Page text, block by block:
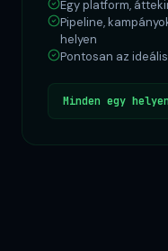
Egy platform,
Pipeline,
helyen
Pontosan az
Minden egy